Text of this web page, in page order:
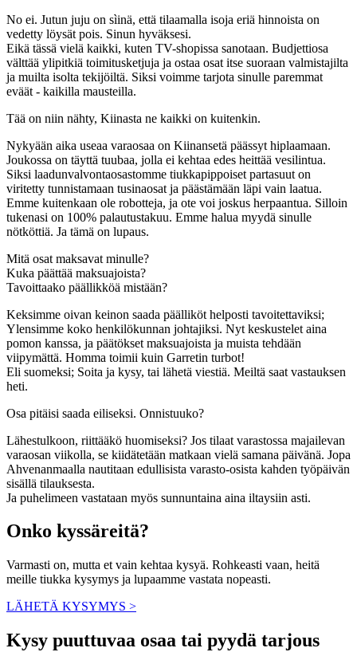
No ei. Jutun juju on sìinä, että tilaamalla isoja eriä hinnoista on
vedetty löysät pois. Sinun hyväksesi.
Eikä tässä vielä kaikki, kuten TV-shopissa sanotaan. Budjettiosa
välttää ylipitkiä toimitusketjuja ja ostaa osat itse suoraan valmistajilta
ja muilta isolta tekijöiltä. Siksi voimme tarjota sinulle paremmat
eväät - kaikilla mausteilla.
Tää on niin nähty, Kiinasta ne kaikki on kuitenkin.
Nykyään aika useaa varaosaa on Kiinansetä päässyt hiplaamaan.
Joukossa on täyttä tuubaa, jolla ei kehtaa edes heittää vesilintua.
Siksi laadunvalvontaosastomme tiukkapippoiset partasuut on
viritetty tunnistamaan tusinaosat ja päästämään läpi vain laatua.
Emme kuitenkaan ole robotteja, ja ote voi joskus herpaantua. Silloin
tukenasi on 100% palautustakuu. Emme halua myydä sinulle
nötköttiä. Ja tämä on lupaus.
Mitä osat maksavat minulle?
Kuka päättää maksuajoista?
Tavoittaako päällikköä mistään?
Keksimme oivan keinon saada päälliköt helposti tavoitettaviksi;
Ylensimme koko henkilökunnan johtajiksi. Nyt keskustelet aina
pomon kanssa, ja päätökset maksuajoista ja muista tehdään
viipymättä. Homma toimii kuin Garretin turbot!
Eli suomeksi; Soita ja kysy, tai lähetä viestiä. Meiltä saat vastauksen
heti.
Osa pitäisi saada eiliseksi. Onnistuuko?
Lähestulkoon, riittääkö huomiseksi? Jos tilaat varastossa majailevan
varaosan viikolla, se kiidätetään matkaan vielä samana päivänä. Jopa
Ahvenanmaalla nautitaan edullisista varasto-osista kahden työpäivän
sisällä tilauksesta.
Ja puhelimeen vastataan myös sunnuntaina aina iltaysiin asti.
Onko kyssäreitä?
Varmasti on, mutta et vain kehtaa kysyä. Rohkeasti vaan, heitä
meille tiukka kysymys ja lupaamme vastata nopeasti.
LÄHETÄ KYSYMYS >
Kysy puuttuvaa osaa tai pyydä tarjous